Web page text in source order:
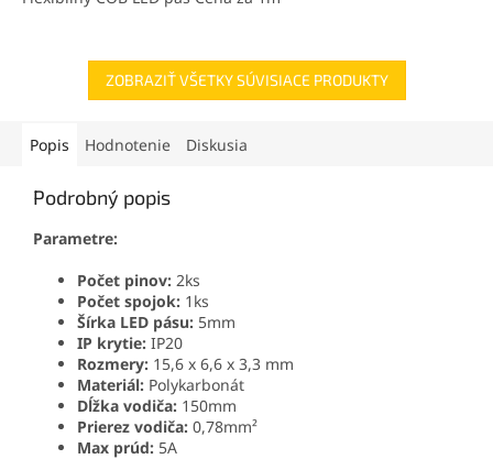
ZOBRAZIŤ VŠETKY SÚVISIACE PRODUKTY
Popis Hodnotenie Diskusia
Podrobný popis
Parametre:
Počet pinov: 2ks
Počet spojok: 1ks
Šírka LED pásu: 5mm
IP krytie: IP20
Rozmery: 15,6 x 6,6 x 3,3 mm
Materiál: Polykarbonát
Dĺžka vodiča: 150mm
Prierez vodiča: 0,78mm²
Max prúd: 5A